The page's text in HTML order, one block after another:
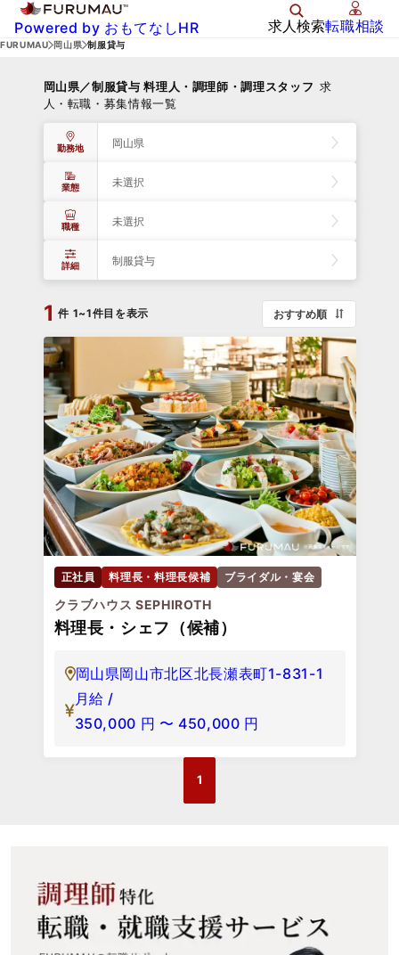
Powered by おもてなしHR 求人検索転職相談
FURUMAU 岡山県 制服貸与
岡山県／制服貸与 料理人・調理師・調理スタッフ 求
人・転職・募集情報一覧
勤務地 岡山県
業態 未選択
職種 未選択
詳細 制服貸与
1 件 1~1件目を表示 おすすめ順
正社員 料理長・料理長候補 ブライダル・宴会
クラブハウス SEPHIROTH
料理長・シェフ（候補）
岡山県岡山市北区北長瀬表町1-831-1
月給 /
350,000 円 〜 450,000 円
1